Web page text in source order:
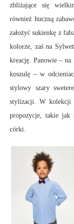
zbliżające się
również huczną
założyć sukienkę z
kolorze, zaś na
kreację. Panowie – na
koszulę – w
stylowy szary
stylizacji. W kolekcji
propozycje, takie jak
córki.